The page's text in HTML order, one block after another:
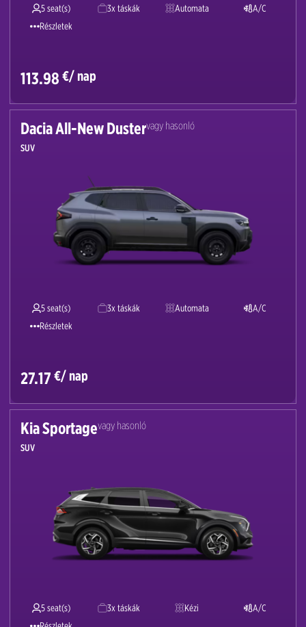
5 seat(s) 3x táskák Automata
A/C
Részletek
113.98 €/ nap
Dacia All-New Dustervagy hasonló
SUV
5 seat(s) 3x táskák Automata
A/C
Részletek
27.17 €/ nap
Kia Sportagevagy hasonló
SUV
5 seat(s) 3x táskák Kézi
A/C